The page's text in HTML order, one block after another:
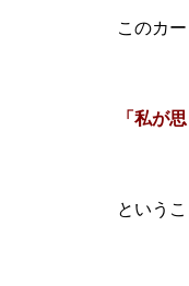
このカ
「私が
というこ